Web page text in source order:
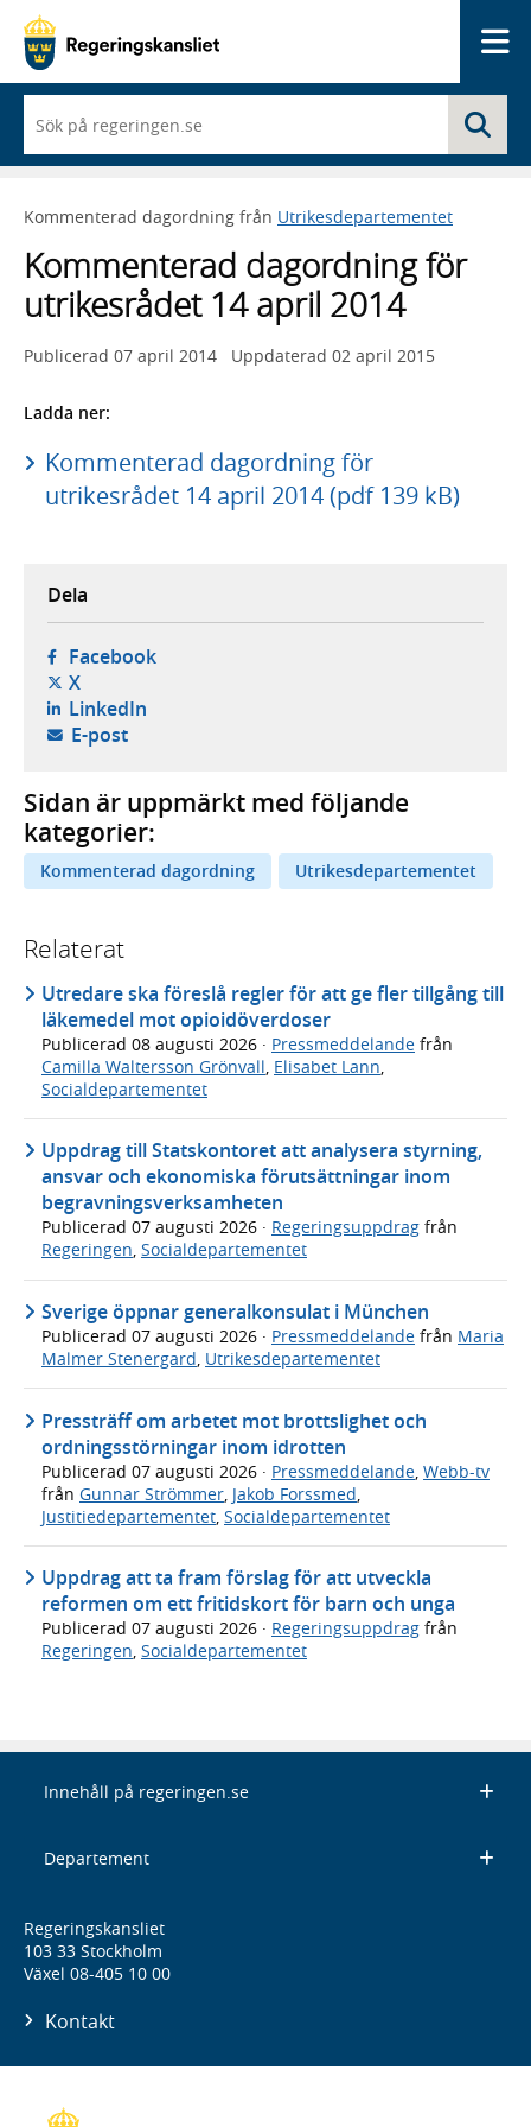
du
börjar
skriva
framträder
lista
med
sökförslag
Kommenterad dagordning från Utrikesdepartementet
Kommenterad dagordning för
utrikesrådet 14 april 2014
Publicerad 07 april 2014 Uppdaterad 02 april 2015
Ladda ner:
Kommenterad dagordning för
utrikesrådet 14 april 2014 (pdf 139 kB)
Dela
Facebook- öppnas i ny flik, extern webbplats,
X- öppnas i ny flik, extern webbplats,
LinkedIn- öppnas i ny flik, extern webbplats,
E-post- öppnar din e-postklient,
Sidan är uppmärkt med följande
kategorier:
Kommenterad dagordning Utrikesdepartementet
Relaterat
Utredare ska föreslå regler för att ge fler tillgång till
läkemedel mot opioidöverdoser
Publicerad 08 augusti 2026 · Pressmeddelande från
Camilla Waltersson Grönvall Elisabet Lann
Socialdepartementet
Uppdrag till Statskontoret att analysera styrning,
ansvar och ekonomiska förutsättningar inom
begravningsverksamheten
Publicerad 07 augusti 2026 · Regeringsuppdrag från
Regeringen, Socialdepartementet
Sverige öppnar generalkonsulat i München
Publicerad 07 augusti 2026 · Pressmeddelande från Maria
Malmer Stenergard, Utrikesdepartementet
Pressträff om arbetet mot brottslighet och
ordningsstörningar inom idrotten
Publicerad 07 augusti 2026 · Pressmeddelande Webb-tv
från Gunnar Strömmer Jakob Forssmed
Justitiedepartementet Socialdepartementet
Uppdrag att ta fram förslag för att utveckla
reformen om ett fritidskort för barn och unga
Publicerad 07 augusti 2026 · Regeringsuppdrag från
Regeringen, Socialdepartementet
Innehåll på regeringen.se
Departement
Regeringskansliet
103 33 Stockholm
Växel 08-405 10 00
Kontakt